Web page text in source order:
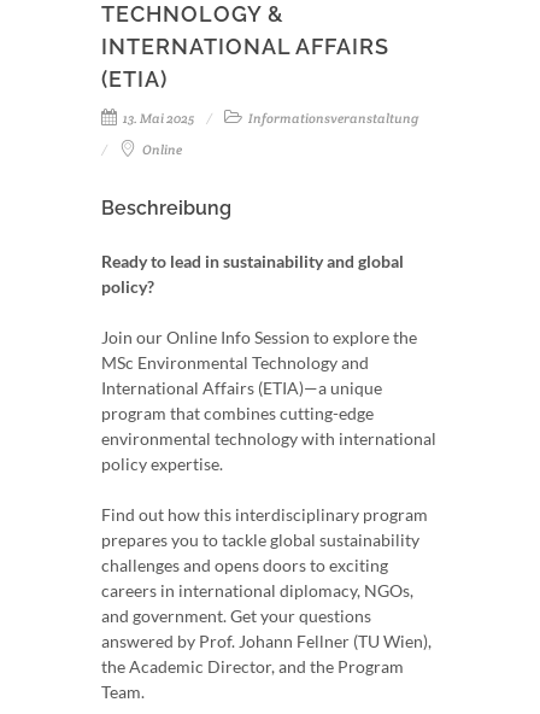
TECHNOLOGY &
INTERNATIONAL AFFAIRS
(ETIA)
13. Mai 2025
Informationsveranstaltung
Online
Beschreibung
Ready to lead in sustainability and global
policy?
Join our Online Info Session to explore the
MSc Environmental Technology and
International Affairs (ETIA)—a unique
program that combines cutting-edge
environmental technology with international
policy expertise.
Find out how this interdisciplinary program
prepares you to tackle global sustainability
challenges and opens doors to exciting
careers in international diplomacy, NGOs,
and government. Get your questions
answered by Prof. Johann Fellner (TU Wien),
the Academic Director, and the Program
Team.